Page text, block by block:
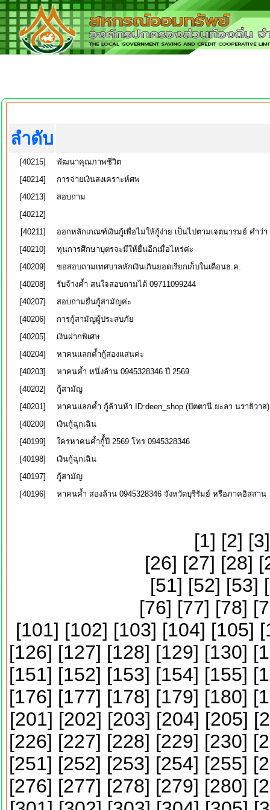
ลำดับ
[40215]
พัฒนาคุณภาพชีวิต
[40214]
การจ่ายเงินสงเคราะห์ศพ
[40213]
สอบถาม
[40212]
[40211]
ออกหลักเกณฑ์เงินกู้เพื่อไม่ให้กู้ง่าย เป็นไปตามเจตนารมย์ คำว่
[40210]
ทุนการศึกษาบุตรจะมีให้ยื่นอีกเมื่อไหร่ค่ะ
[40209]
ขอสอบถามเทศบาลหักเงินเกินยอดเรียกเก็บในเดือนธ.ค.
[40208]
รับจ้างค้ำ สนใจสอบถามได้ 09711099244
[40207]
สอบถามยื่นกู้สามัญค่ะ
[40206]
การกู้สามัญผู้ประสบภัย
[40205]
เงินฝากพิเศษ
[40204]
หาคนแลกค้ำกู้สองแสนค่ะ
[40203]
หาคนค้ำ หนึ่งล้าน 0945328346 ปี 2569
[40202]
กู้สามัญ
[40201]
หาคนแลกค้ำ กู้ล้านห้า ID:deen_shop (ปัตตานี ยะลา นราธิวาส)
[40200]
เงินกู้ฉุกเฉิน
[40199]
ใครหาคนค้ำกู้้้ปี 2569 โทร 0945328346
[40198]
เงินกู้ฉุกเฉิน
[40197]
กู้สามัญ
[40196]
หาคนค้ำ สองล้าน 0945328346 จังหวัดบุรีรัมย์ หรือภาคอิสสาน
[1] [2] [3
[26] [27] [28] [
[51] [52] [53] [
[76] [77] [78] [
[101] [102] [103] [104] [105] [
[126] [127] [128] [129] [130] [
[151] [152] [153] [154] [155] [
[176] [177] [178] [179] [180] [
[201] [202] [203] [204] [205] [
[226] [227] [228] [229] [230] [
[251] [252] [253] [254] [255] [
[276] [277] [278] [279] [280] [